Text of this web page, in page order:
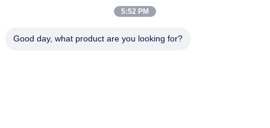
NTC RTD USD IN FOOD THERMOMETER
do motocykli
5:52 PM
Good day, what product are you looking for?